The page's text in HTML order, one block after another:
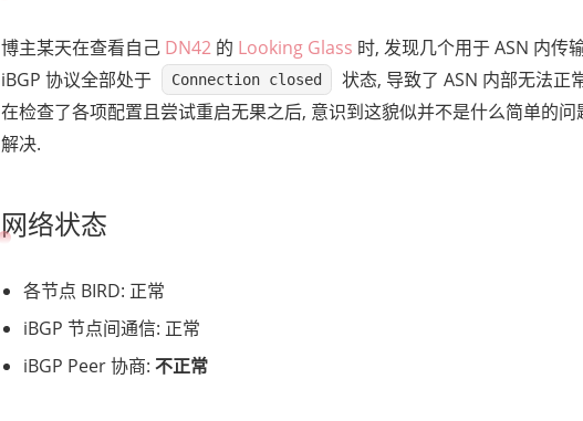
博主某天在查看自己 DN42 的 Looking Glass 时, 发现几个用于 ASN 内传
iBGP 协议全部处于
Connection closed
状态, 导致了 ASN 内部无法正
在检查了各项配置且尝试重启无果之后, 意识到这貌似并不是什么简单的问
解决.
网络状态
各节点 BIRD: 正常
iBGP 节点间通信: 正常
iBGP Peer 协商: 不正常